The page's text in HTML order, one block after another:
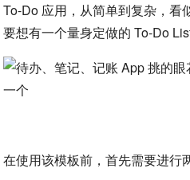
To-Do 应用，从简单到复杂，看
要想有一个量身定做的 To-Do
在使用该模板前，首先需要进行